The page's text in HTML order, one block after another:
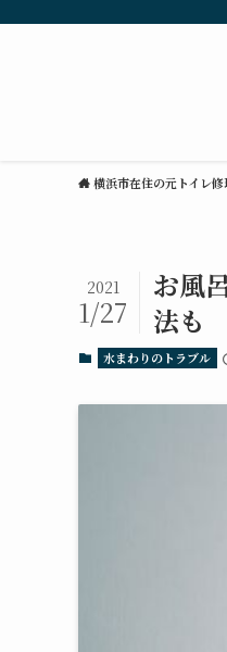
横浜市在住の元トイレ
お風
法も
2021
1/27
水まわりのトラブル